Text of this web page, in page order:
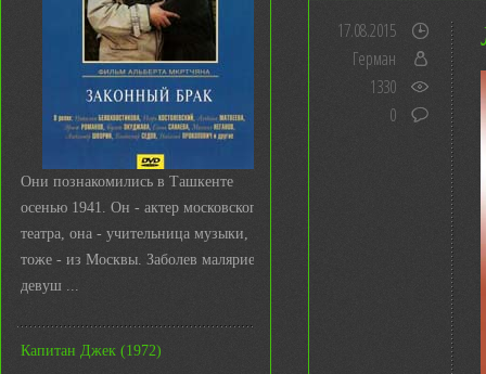
Они познакомились в Ташкенте
осенью 1941. Он - актер московского
театра, она - учительница музыки,
тоже - из Москвы. Заболев малярией,
девуш ...
Капитан Джек (1972)
17.08.2015
Герман
1330
0